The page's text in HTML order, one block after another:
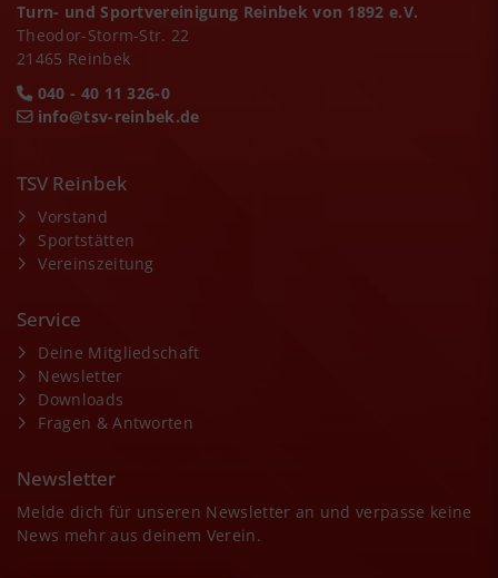
Turn- und Sportvereinigung Reinbek von 1892 e.V.
Theodor-Storm-Str. 22
21465 Reinbek
040 - 40 11 326-0
info@tsv-reinbek.de
TSV Reinbek
Vorstand
Sportstätten
Vereinszeitung
Service
Deine Mitgliedschaft
Newsletter
Downloads
Fragen & Antworten
Newsletter
Melde dich für unseren Newsletter an und verpasse keine
News mehr aus deinem Verein.